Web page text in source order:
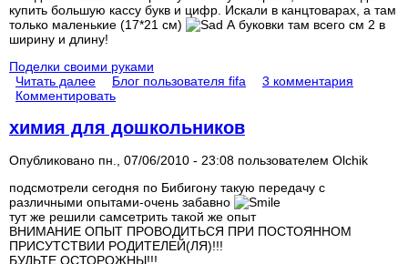
купить большую кассу букв и цифр. Искали в канцтоварах, а там
только маленькие (17*21 см)
А буковки там всего см 2 в
ширину и длину!
Поделки своими руками
Читать далее
Блог пользователя fifa
3 комментария
Комментировать
химия для дошкольников
Опубликовано пн., 07/06/2010 - 23:08 пользователем Olchik
подсмотрели сегодня по Бибигону такую передачу с
различными опытами-очень забавно
тут же решили самсетрить такой же опыт
ВНИМАНИЕ ОПЫТ ПРОВОДИТЬСЯ ПРИ ПОСТОЯННОМ
ПРИСУТСТВИИ РОДИТЕЛЕЙ(ЛЯ)!!!
БУДЬТЕ ОСТОРОЖНЫ!!!